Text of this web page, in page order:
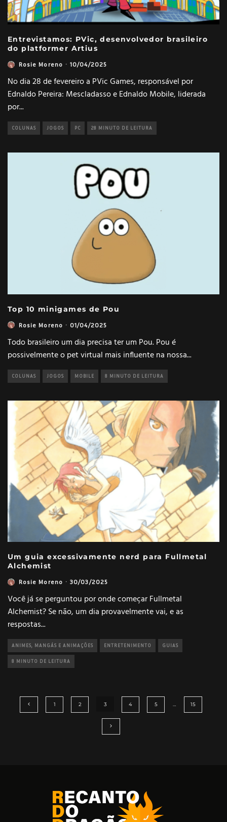
Entrevistamos: PVic, desenvolvedor brasileiro
do platformer Artius
Rosie Moreno · 10/04/2025
No dia 28 de fevereiro a PVic Games, responsável por
Ednaldo Pereira: Mescladasso e Ednaldo Mobile, liderada
por...
COLUNAS JOGOS PC 28 MINUTO DE LEITURA
Top 10 minigames de Pou
Rosie Moreno · 01/04/2025
Todo brasileiro um dia precisa ter um Pou. Pou é
possivelmente o pet virtual mais influente na nossa...
COLUNAS JOGOS MOBILE 8 MINUTO DE LEITURA
Um guia excessivamente nerd para Fullmetal
Alchemist
Rosie Moreno · 30/03/2025
Você já se perguntou por onde começar Fullmetal
Alchemist? Se não, um dia provavelmente vai, e as
respostas...
ANIMES, MANGÁS E ANIMAÇÕES ENTRETENIMENTO GUIAS
8 MINUTO DE LEITURA
1 2 3 4 5 … 15